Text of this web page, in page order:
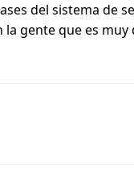
del sistema de
gente que es